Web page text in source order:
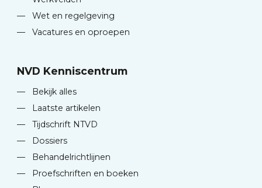
—
Wet en regelgeving
—
Vacatures en oproepen
NVD Kenniscentrum
—
Bekijk alles
—
Laatste artikelen
—
Tijdschrift NTVD
—
Dossiers
—
Behandelrichtlijnen
—
Proefschriften en boeken